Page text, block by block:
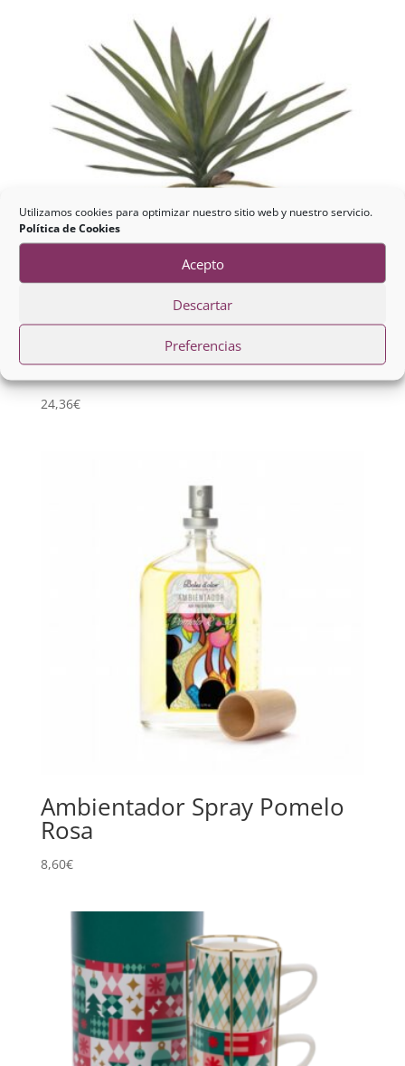
Utilizamos cookies para optimizar nuestro sitio web y nuestro servicio.
Política de Cookies
Acepto
Descartar
Preferencias
Planta Dracaena
24,36€
Ambientador Spray Pomelo
Rosa
8,60€